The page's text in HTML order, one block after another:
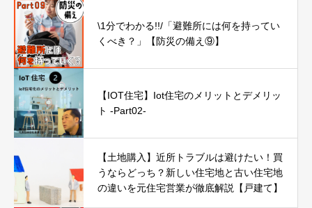
\1分でわかる!!/「避難所には何を持ってい
くべき？」【防災の備え⑨】
【IOT住宅】Iot住宅のメリットとデメリッ
ト -Part02-
【土地購入】近所トラブルは避けたい！買
うならどっち？新しい住宅地と古い住宅地
の違いを元住宅営業が徹底解説【戸建て】